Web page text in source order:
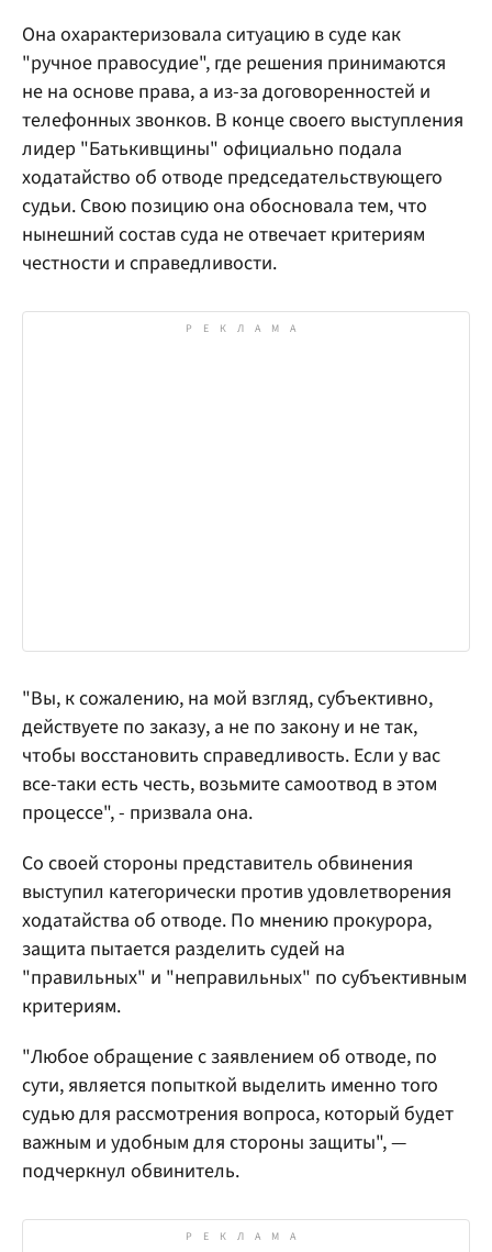
Она охарактеризовала ситуацию в суде как
"ручное правосудие", где решения принимаются
не на основе права, а из-за договоренностей и
телефонных звонков. В конце своего выступления
лидер "Батькивщины" официально подала
ходатайство об отводе председательствующего
судьи. Свою позицию она обосновала тем, что
нынешний состав суда не отвечает критериям
честности и справедливости.
"Вы, к сожалению, на мой взгляд, субъективно,
действуете по заказу, а не по закону и не так,
чтобы восстановить справедливость. Если у вас
все-таки есть честь, возьмите самоотвод в этом
процессе", - призвала она.
Со своей стороны представитель обвинения
выступил категорически против удовлетворения
ходатайства об отводе. По мнению прокурора,
защита пытается разделить судей на
"правильных" и "неправильных" по субъективным
критериям.
"Любое обращение с заявлением об отводе, по
сути, является попыткой выделить именно того
судью для рассмотрения вопроса, который будет
важным и удобным для стороны защиты", —
подчеркнул обвинитель.